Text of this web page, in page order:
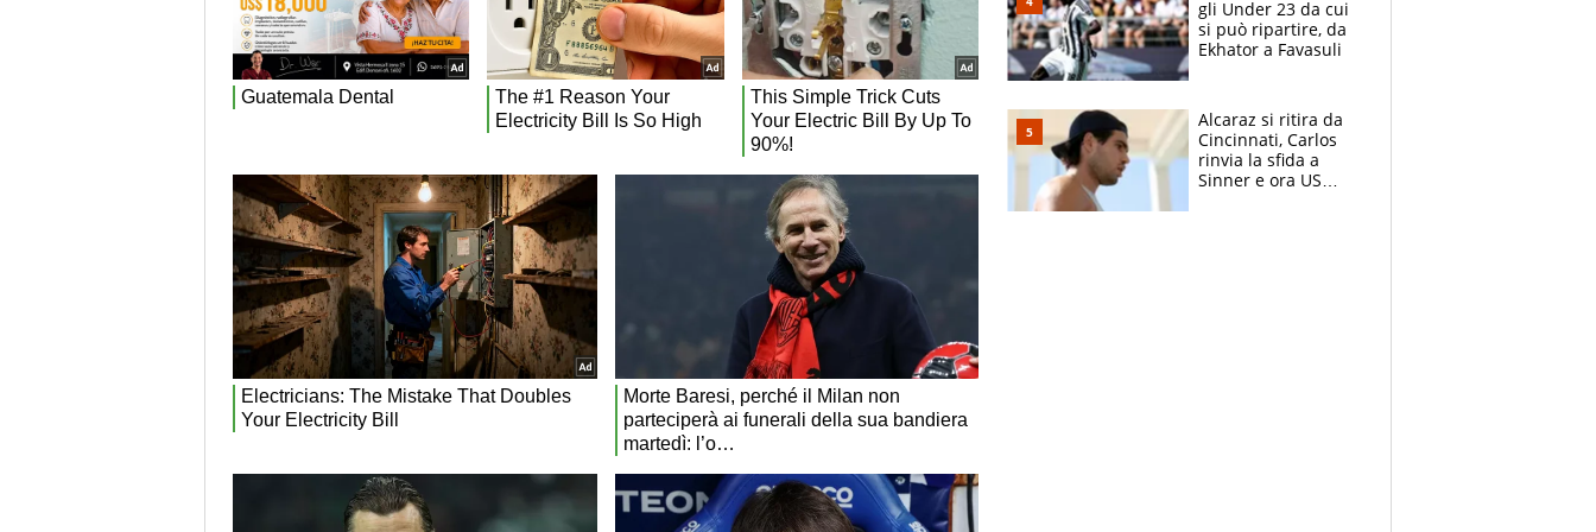
gli Under 23 da cui
si può ripartire, da
Ekhator a Favasuli
Alcaraz si ritira da
Cincinnati, Carlos
rinvia la sfida a
Sinner e ora US